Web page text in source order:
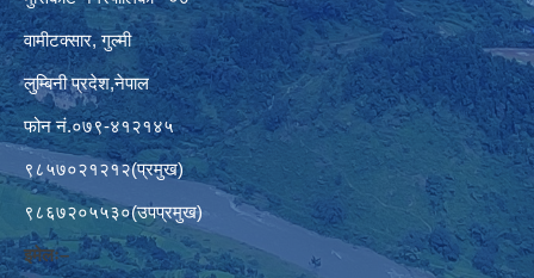
वामीटक्सार, गुल्मी
लुम्बिनी प्रदेश,नेपाल
फोन नं.०७९-४१२१४५
९८५७०२१२१२(प्रमुख)
९८६७२०५५३०(उपप्रमुख)
इमेलः–